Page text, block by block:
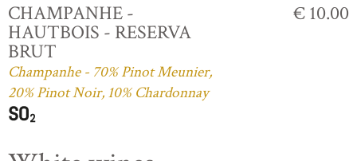
CHAMPANHE -
HAUTBOIS - RESERVA
BRUT
Champanhe - 70% Pinot Meunier,
20% Pinot Noir, 10% Chardonnay
€ 10.00